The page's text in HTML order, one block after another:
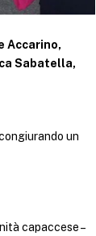
Accarino,
Sabatella,
un
capaccese –